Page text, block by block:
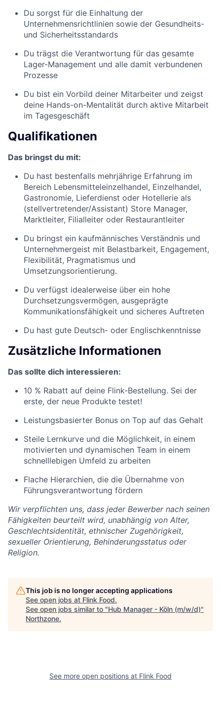
Du sorgst für die Einhaltung der
Unternehmensrichtlinien sowie der Gesundheits-
und Sicherheitsstandards
Du trägst die Verantwortung für das gesamte
Lager-Management und alle damit verbundenen
Prozesse
Du bist ein Vorbild deiner Mitarbeiter und zeigst
deine Hands-on-Mentalität durch aktive Mitarbeit
im Tagesgeschäft
Qualifikationen
Das bringst du mit:
Du hast bestenfalls mehrjährige Erfahrung im
Bereich Lebensmitteleinzelhandel, Einzelhandel,
Gastronomie, Lieferdienst oder Hotellerie als
(stellvertretender/Assistant) Store Manager,
Marktleiter, Filialleiter oder Restaurantleiter
Du bringst ein kaufmännisches Verständnis und
Unternehmergeist mit Belastbarkeit, Engagement,
Flexibilität, Pragmatismus und
Umsetzungsorientierung.
Du verfügst idealerweise über ein hohe
Durchsetzungsvermögen, ausgeprägte
Kommunikationsfähigkeit und sicheres Auftreten
Du hast gute Deutsch- oder Englischkenntnisse
Zusätzliche Informationen
Das sollte dich interessieren:
10 % Rabatt auf deine Flink-Bestellung. Sei der
erste, der neue Produkte testet!
Leistungsbasierter Bonus on Top auf das Gehalt
Steile Lernkurve und die Möglichkeit, in einem
motivierten und dynamischen Team in einem
schnelllebigen Umfeld zu arbeiten
Flache Hierarchien, die die Übernahme von
Führungsverantwortung fördern
Wir verpflichten uns, dass jeder Bewerber nach seinen
Fähigkeiten beurteilt wird, unabhängig von Alter,
Geschlechtsidentität, ethnischer Zugehörigkeit,
sexueller Orientierung, Behinderungsstatus oder
Religion.
This job is no longer accepting applications
See open jobs at Flink Food.
See open jobs similar to "Hub Manager - Köln (m/w/d)"
Northzone.
See more open positions at Flink Food